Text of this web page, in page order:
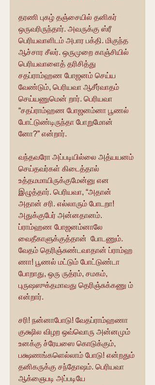
தரணி புகழ் தஞ்சையில் தனிகர்
ஒருவரிருந்தார். அவருக்கு ஸ்ரீ
பெரியவாளிடம் அபார பக்தி. மிகுந்த
ஆச்சார சீலர். ஒருமுறை காஞ்சியில்
பெரியவாளைத் தரிசித்து
சதப்ராம்ஹண போஜனம் செய்ய
வேண்டும், பெரியவா ஆசீர்வாதம்
செய்யணுமென் றார். பெரியவா
“சதப்ராம்ஹண போஜனம்னா பூணல்
போட்டுண்டிருந்தா போறுமோன்
னோ?” என்றார்.
வந்தவரோ அப்படியில்லை அத்யயனம்
செய்தவர்கள் கிடைத்தால்
உத்தமமாயிருக்குமேன்னு என
இழுத்தார். பெரியவா, “அதான்
அதான் சரி. எல்லாரும் போடறா!
அதுக்குபேர் அன்னதானம்.
ப்ராம்ஹண போஜனம்னாலே
வைதீகாளுக்குத்தான்  போடணும்.
வேதம் தெரிஞ்சுண்டவாதான் ப்ராம்ஹ
ணா! பூணல் மட்டும் போட்டுண்டா
போறாது, ஒரு ருத்ரம், சமகம்,
புருஷஸுக்தமாவது தெரிஞ்சுக்கணு ம்
என்றார்.
சரி! நன்னாபோடு! வேதப்ராம்ஹணா
குக்ஷில விழற ஒவ்வொரு அன்னமும்
உனக்கு ச்ரேயஸை கொடுக்கும்,
பக்ஷணங்களெல்லாம் போடு! என்றதும்
தனிகருக்கு சந்தோஷம். பெரியவா
ஆக்ஞைபடி அப்படியே